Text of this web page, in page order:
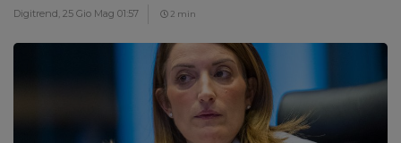
Digitrend, 25 Gio Mag 01:57 2 min